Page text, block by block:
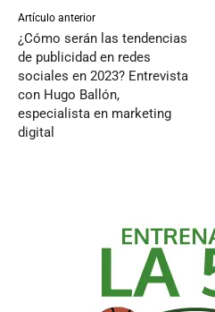
Artículo anterior
¿Cómo serán las tendencias
de publicidad en redes
sociales en 2023? Entrevista
con Hugo Ballón,
especialista en marketing
digital